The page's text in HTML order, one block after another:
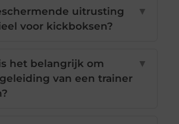
uitrusting
voor kickboksen?
▼
het belangrijk om
van een trainer
▼